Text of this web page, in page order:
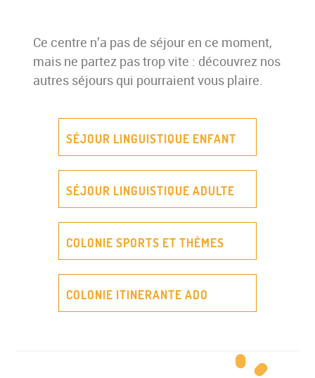
Ce centre n’a pas de séjour en ce moment,
mais ne partez pas trop vite : découvrez nos
autres séjours qui pourraient vous plaire.
SÉJOUR LINGUISTIQUE ENFANT
SÉJOUR LINGUISTIQUE ADULTE
COLONIE SPORTS ET THÈMES
COLONIE ITINERANTE ADO